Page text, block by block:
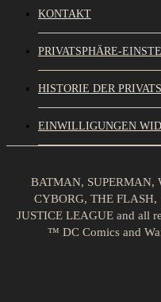
KONTAKT
PRIVATSPHÄRE-
HISTORIE DER
EINWILLIGUNGEN
BATMAN,
CYBORG, THE FLASH,
JUSTICE LEAGUE and all
™ DC Comics and